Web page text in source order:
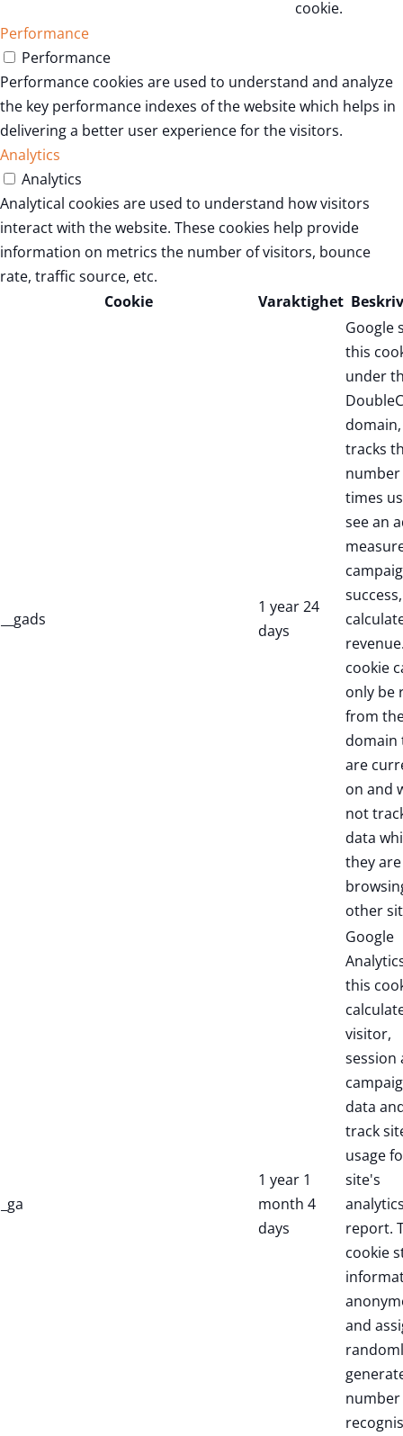
cookie.
Performance
Performance
Performance cookies are used to understand and analyze
the key performance indexes of the website which helps in
delivering a better user experience for the visitors.
Analytics
Analytics
Analytical cookies are used to understand how visitors
interact with the website. These cookies help provide
information on metrics the number of visitors, bounce
rate, traffic source, etc.
Cookie
Varaktighet
__gads
1 year 24
days
Google
this
under
domain,
tracks
times
see an
cookie
only be
from
domain
are
on and
not
data
they are
other
_ga
1 year 1
month 4
days
Google
this
visitor,
session
data
track
usage
site's
report.
cookie
and